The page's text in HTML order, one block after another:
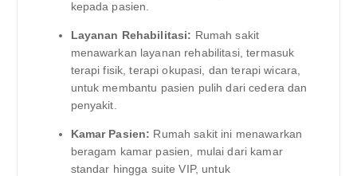
kepada pasien.
Layanan Rehabilitasi: Rumah sakit
menawarkan layanan rehabilitasi, termasuk
terapi fisik, terapi okupasi, dan terapi wicara,
untuk membantu pasien pulih dari cedera dan
penyakit.
Kamar Pasien: Rumah sakit ini menawarkan
beragam kamar pasien, mulai dari kamar
standar hingga suite VIP, untuk